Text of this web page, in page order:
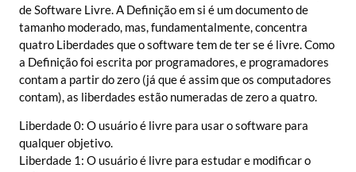
de Software Livre. A Definição em si é um documento de
tamanho moderado, mas, fundamentalmente, concentra
quatro Liberdades que o software tem de ter se é livre. Como
a Definição foi escrita por programadores, e programadores
contam a partir do zero (já que é assim que os computadores
contam), as liberdades estão numeradas de zero a quatro.
Liberdade 0: O usuário é livre para usar o software para
qualquer objetivo.
Liberdade 1: O usuário é livre para estudar e modificar o